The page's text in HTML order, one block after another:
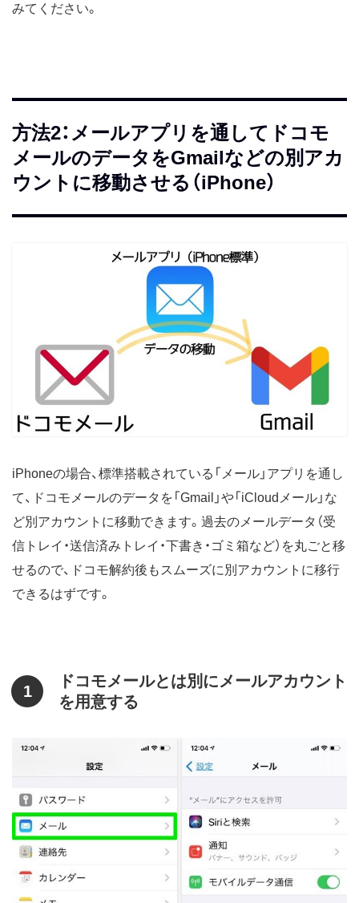
みてください。
方法2：メールアプリを通してドコモ
メールのデータをGmailなどの別アカ
ウントに移動させる（iPhone）
iPhoneの場合、標準搭載されている「メール」アプリを通し
て、ドコモメールのデータを「Gmail」や「iCloudメール」な
ど別アカウントに移動できます。過去のメールデータ（受
信トレイ・送信済みトレイ・下書き・ゴミ箱など）を丸ごと移
せるので、ドコモ解約後もスムーズに別アカウントに移行
できるはずです。
1
ドコモメールとは別にメールアカウント
を用意する